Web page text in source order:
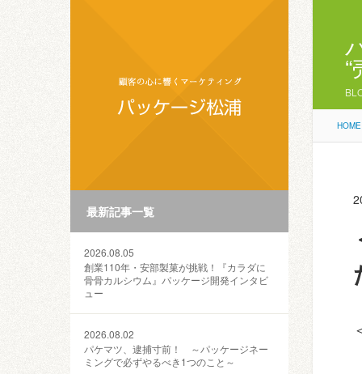
最新記事一覧
2026.08.05
創業110年・安部製菓が挑戦！『カラダに
骨骨カルシウム』パッケージ開発インタビ
ュー
2026.08.02
パケマツ、逮捕寸前！ ～パッケージネー
ミングで必ずやるべき1つのこと～
HOME